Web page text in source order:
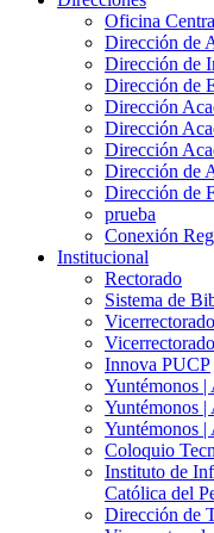
Oficina
Dirección de
Dirección de
Dirección de
Dirección
Dirección
Dirección
Dirección de
Dirección de
prueba
Conexión
Institucional
Rectorado
Sistema de
Innova PUCP
Yuntémonos
Yuntémonos
Yuntémonos
Coloquio
Instituto de
Católica del
Dirección de